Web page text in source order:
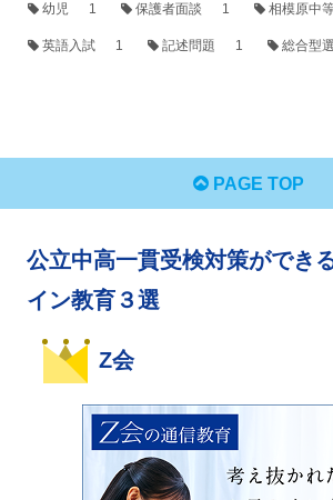
幼児 1 保護者面談 1 相模原中
英語入試 1 記述問題 1 総合型
PAGE TOP
公立中高一貫受検対策ができ
イン教育３選
Z会